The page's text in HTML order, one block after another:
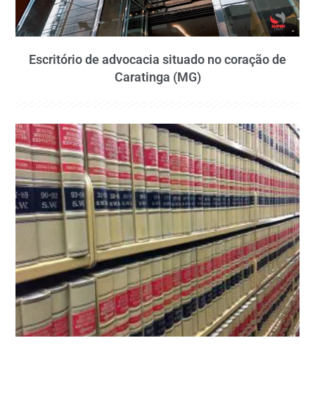
Escritório de advocacia situado no coração de
Caratinga (MG)